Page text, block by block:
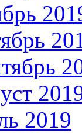
2019